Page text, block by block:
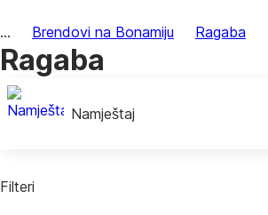
... Brendovi na Bonamiju Ragaba
Ragaba
Namještaj
Filteri